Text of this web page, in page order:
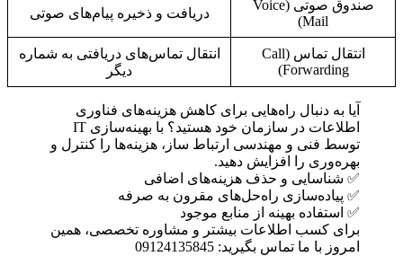
صندوق صوتی (Voice
Mail)
دریافت و ذخیره پیام‌های صوتی
انتقال تماس (Call
Forwarding)
انتقال تماس‌های دریافتی به شماره
دیگر
آیا به دنبال راه‌هایی برای کاهش هزینه‌های فناوری
اطلاعات در سازمان خود هستید؟ با بهینه‌سازی IT
توسط فنی و مهندسی ارتباط ساز، هزینه‌ها را کنترل و
بهره‌وری را افزایش دهید.
✅ شناسایی و حذف هزینه‌های اضافی
✅ پیاده‌سازی راه‌حل‌های مقرون به صرفه
✅ استفاده بهینه از منابع موجود
برای کسب اطلاعات بیشتر و مشاوره تخصصی، همین
امروز با ما تماس بگیرید: 09124135845